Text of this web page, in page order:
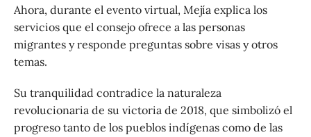
Ahora, durante el evento virtual, Mejía explica los
servicios que el consejo ofrece a las personas
migrantes y responde preguntas sobre visas y otros
temas.
Su tranquilidad contradice la naturaleza
revolucionaria de su victoria de 2018, que simbolizó el
progreso tanto de los pueblos indígenas como de las